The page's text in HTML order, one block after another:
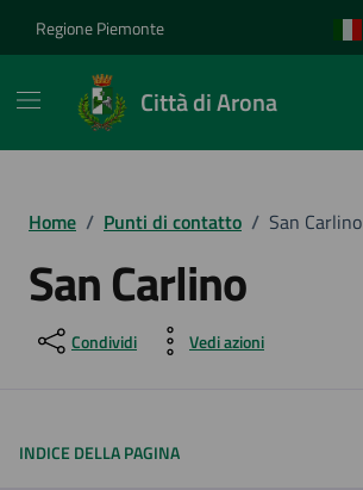
Regione Piemonte
Città di Arona
Home / Punti di contatto / San Carlino
San Carlino
Condividi Vedi azioni
INDICE DELLA PAGINA